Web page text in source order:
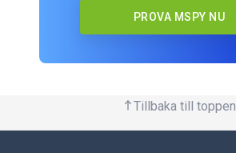
PROVA MSPY NU
Tillbaka till toppen